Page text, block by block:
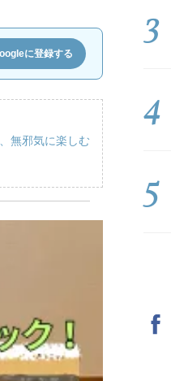
に登録する
無邪気に楽しむ
3
4
5